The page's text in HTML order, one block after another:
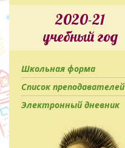
2020-21
учебный год
Школьная форма
Список преподавателей
Электронный дневник